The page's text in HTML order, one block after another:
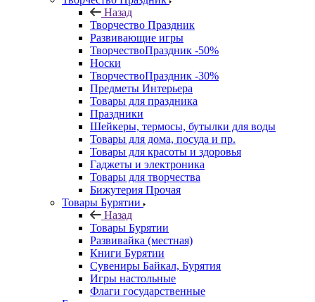
Назад
Творчество Праздник
Развивающие игры
ТворчествоПраздник -50%
Носки
ТворчествоПраздник -30%
Предметы Интерьера
Товары для праздника
Праздники
Шейкеры, термосы, бутылки для воды
Товары для дома, посуда и пр.
Товары для красоты и здоровья
Гаджеты и электроника
Товары для творчества
Бижутерия Прочая
Товары Бурятии
Назад
Товары Бурятии
Развивайка (местная)
Книги Бурятии
Сувениры Байкал, Бурятия
Игры настольные
Флаги государственные